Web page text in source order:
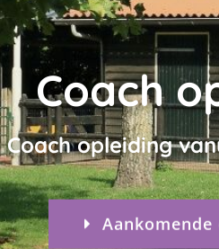
Coach
Coach opleiding